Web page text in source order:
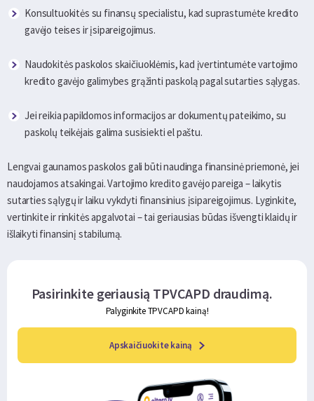
Konsultuokitės su finansų specialistu, kad suprastumėte kredito
gavėjo teises ir įsipareigojimus.
Naudokitės paskolos skaičiuoklėmis, kad įvertintumėte vartojimo
kredito gavėjo galimybes grąžinti paskolą pagal sutarties sąlygas.
Jei reikia papildomos informacijos ar dokumentų pateikimo, su
paskolų teikėjais galima susisiekti el paštu.
Lengvai gaunamos paskolos gali būti naudinga finansinė priemonė, jei
naudojamos atsakingai. Vartojimo kredito gavėjo pareiga – laikytis
sutarties sąlygų ir laiku vykdyti finansinius įsipareigojimus. Lyginkite,
vertinkite ir rinkitės apgalvotai – tai geriausias būdas išvengti klaidų ir
išlaikyti finansinį stabilumą.
Pasirinkite geriausią TPVCAPD draudimą.
Palyginkite TPVCAPD kainą!
Apskaičiuokite kainą